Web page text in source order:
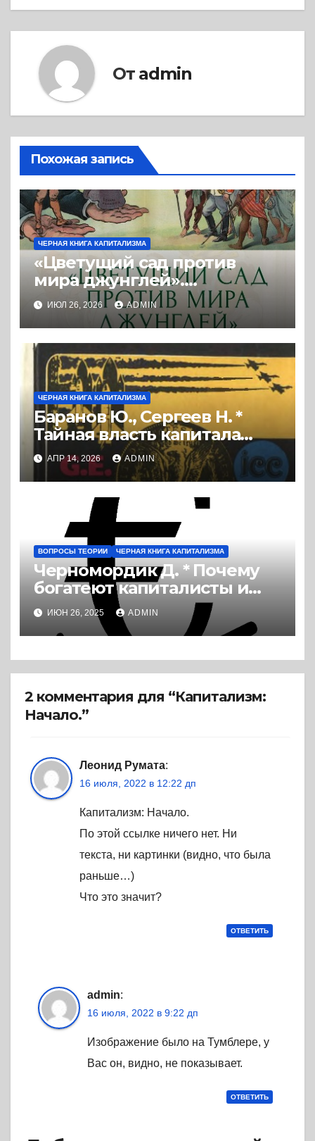
От admin
Похожая запись
ЧЕРНАЯ КНИГА КАПИТАЛИЗМА
«Цветущий сад против
мира джунглей».
Колониальная и
постколониальная
политика западных держав.
(2025) * Книга и реферат
ИЮЛ 26, 2026 ADMIN
ЧЕРНАЯ КНИГА КАПИТАЛИЗМА
Баранов Ю., Сергеев Н. *
Тайная власть капитала
(1984) * Книга
АПР 14, 2026 ADMIN
ВОПРОСЫ ТЕОРИИ ЧЕРНАЯ КНИГА КАПИТАЛИЗМА
Черномордик Д. * Почему
богатеют капиталисты и
беднеют рабочие (1956) *
Книга
ИЮН 26, 2025 ADMIN
2 комментария для “Капитализм:
Начало.”
Леонид Румата:
16 июля, 2022 в 12:22 дп
Капитализм: Начало.
По этой ссылке ничего нет. Ни
текста, ни картинки (видно, что была
раньше…)
Что это значит?
ОТВЕТИТЬ
admin:
16 июля, 2022 в 9:22 дп
Изображение было на Тумблере, у
Вас он, видно, не показывает.
ОТВЕТИТЬ